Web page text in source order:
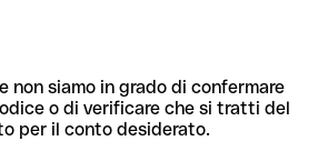
non siamo in grado di confermare
o di verificare che si tratti del
per il conto desiderato.